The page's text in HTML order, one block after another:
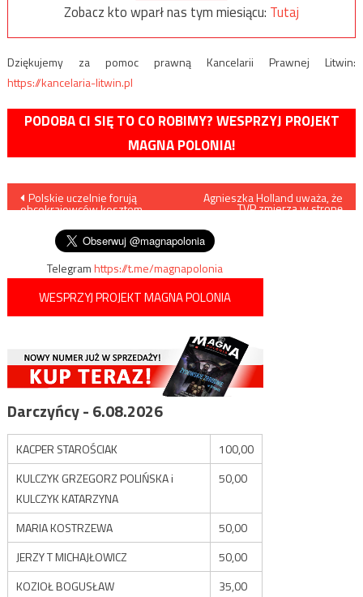
Zobacz kto wparł nas tym miesiącu: Tutaj
Dziękujemy za pomoc prawną Kancelarii Prawnej Litwin:
https://kancelaria-litwin.pl
PODOBA CI SIĘ TO CO ROBIMY? WESPRZYJ PROJEKT
MAGNA POLONIA!
Nawigacja
wpisu
Polskie uczelnie forują
obcokrajowców kosztem
Agnieszka Holland uważa, że
TVP zmierza w stronę
Telegramhttps://t.me/magnapolonia
WESPRZYJ PROJEKT MAGNA POLONIA
Darczyńcy - 6.08.2026
KACPER STAROŚCIAK
100,00
KULCZYK GRZEGORZ POLIŃSKA i
KULCZYK KATARZYNA
50,00
MARIA KOSTRZEWA
50,00
JERZY T MICHAJŁOWICZ
50,00
KOZIOŁ BOGUSŁAW
35,00